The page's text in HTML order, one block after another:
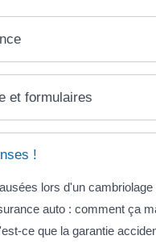
et formulaires
!
lors d'un
auto : comment ça
ce que la garantie